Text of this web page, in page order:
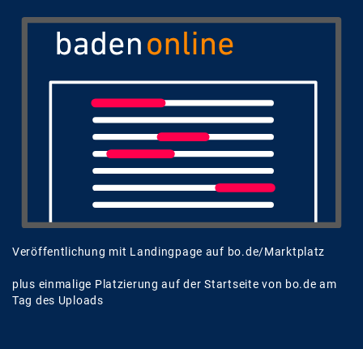
Veröffentlichung mit Landingpage auf bo.de/Marktplatz
plus einmalige Platzierung auf der Startseite von bo.de am
Tag des Uploads